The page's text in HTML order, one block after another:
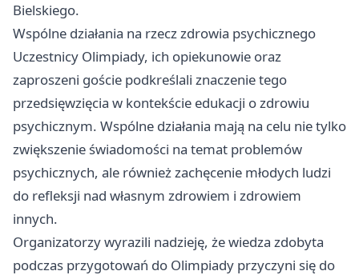
Bielskiego.
Wspólne działania na rzecz zdrowia psychicznego
Uczestnicy Olimpiady, ich opiekunowie oraz
zaproszeni goście podkreślali znaczenie tego
przedsięwzięcia w kontekście edukacji o zdrowiu
psychicznym. Wspólne działania mają na celu nie tylko
zwiększenie świadomości na temat problemów
psychicznych, ale również zachęcenie młodych ludzi
do refleksji nad własnym zdrowiem i zdrowiem
innych.
Organizatorzy wyrazili nadzieję, że wiedza zdobyta
podczas przygotowań do Olimpiady przyczyni się do